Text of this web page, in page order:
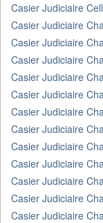
Casier Judiciaire
Casier Judiciaire
Casier Judiciaire
Casier Judiciaire
Casier Judiciaire
Casier Judiciaire
Casier Judiciaire
Casier Judiciaire
Casier Judiciaire
Casier Judiciaire
Casier Judiciaire
Casier Judiciaire
Casier Judiciaire